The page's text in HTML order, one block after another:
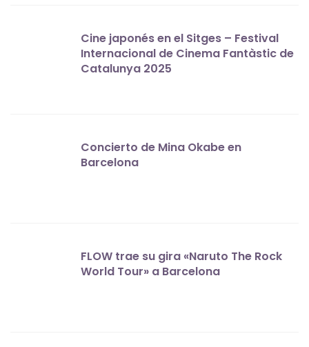
Cine japonés en el Sitges – Festival
Internacional de Cinema Fantàstic de
Catalunya 2025
Concierto de Mina Okabe en
Barcelona
FLOW trae su gira «Naruto The Rock
World Tour» a Barcelona